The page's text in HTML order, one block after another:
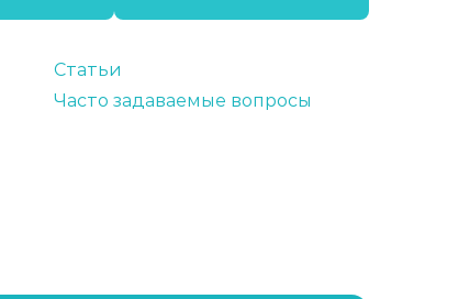
Статьи
Часто задаваемые вопросы